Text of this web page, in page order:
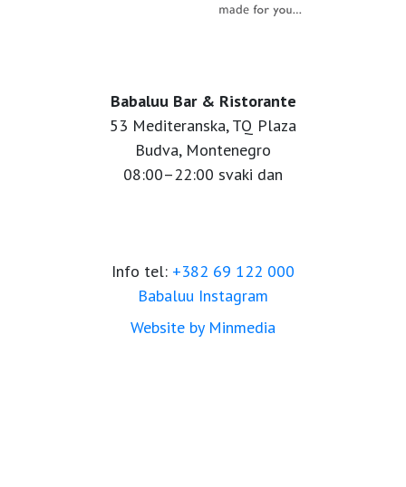
Babaluu Bar & Ristorante
53 Mediteranska, TQ Plaza
Budva, Montenegro
08:00–22:00 svaki dan
Info tel: +382 69 122 000
Babaluu Instagram
Website by Minmedia